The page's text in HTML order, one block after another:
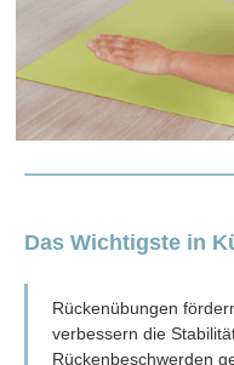
Das Wichtigste in
Rückenübungen
verbessern die
Rückenbeschwerden